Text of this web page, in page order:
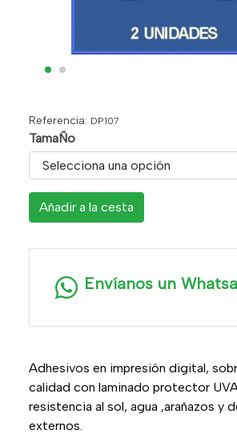
Referencia: DP107
TamaÑo
Añadir a la cesta
Envíanos un
Adhesivos en impresión digital,
calidad con laminado protector
resistencia al sol, agua ,arañazos y
externos.